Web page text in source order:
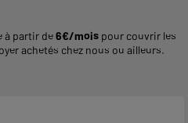
à partir de6€/mois pour couvrir les
achetés chez nous ou ailleurs.